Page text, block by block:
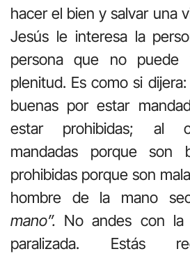
hacer el bien y salvar una
Jesús le interesa la
persona que no
plenitud. Es como si
buenas por estar
estar prohibidas; al
mandadas porque son
prohibidas porque son
hombre de la mano
mano”. No andes con la
paralizada. Estás